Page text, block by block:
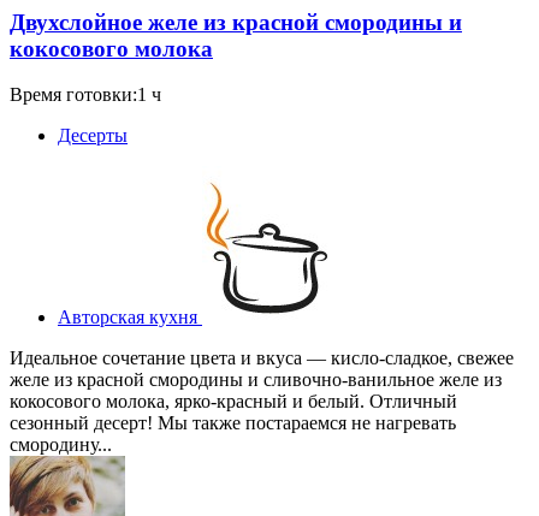
Двухслойное желе из красной смородины и
кокосового молока
Время готовки:1 ч
Десерты
Авторская кухня
Идеальное сочетание цвета и вкуса — кисло-сладкое, свежее
желе из красной смородины и сливочно-ванильное желе из
кокосового молока, ярко-красный и белый. Отличный
сезонный десерт! Мы также постараемся не нагревать
смородину...